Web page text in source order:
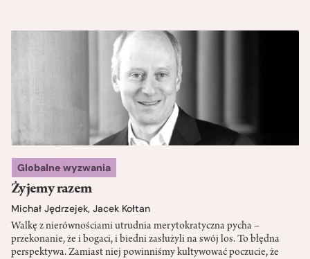
Globalne wyzwania
Żyjemy razem
Michał Jędrzejek, Jacek Kołtan
Walkę z nierównościami utrudnia merytokratyczna pycha –
przekonanie, że i bogaci, i biedni zasłużyli na swój los. To błędna
perspektywa. Zamiast niej powinniśmy kultywować poczucie, że